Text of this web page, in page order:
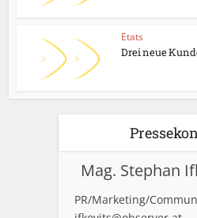
Etats
Drei neue
Mag. Stephan
PR/Marketing/